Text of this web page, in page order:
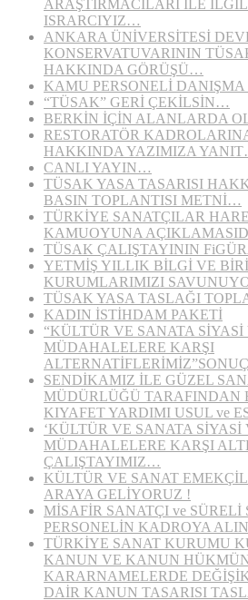
ARAŞTIRMACILARI İLE
ISRARCIYIZ…
ANKARA ÜNİVERSİTESİ
KONSERVATUVARININ
HAKKINDA GÖRÜŞÜ…
KAMU PERSONELİ
“TÜSAK” GERİ ÇEKİLSİN…
BERKİN İÇİN ALANLARDA
RESTORATÖR
HAKKINDA YAZIMIZA
CANLI YAYIN…
TÜSAK YASA TASARISI
BASIN TOPLANTISI METNİ…
TÜRKİYE SANATÇILAR
KAMUOYUNA
TÜSAK ÇALIŞTAYININ
YETMİŞ YILLIK BİLGİ VE
KURUMLARIMIZI
TÜSAK YASA TASLAĞI
KADIN İSTİHDAM PAKETİ
“KÜLTÜR VE SANATA
MÜDAHALELERE KARŞI
SENDİKAMIZ İLE GÜZEL
MÜDÜRLÜĞÜ TARAFINDAN
KIYAFET YARDIMI USUL ve
‘KÜLTÜR VE SANATA
MÜDAHALELERE KARŞI
ÇALIŞTAYIMIZ…
KÜLTÜR VE SANAT
ARAYA GELİYORUZ !
MİSAFİR SANATÇI ve SÜRELİ
PERSONELİN KADROYA
TÜRKİYE SANAT KURUMU
KANUN VE KANUN
KARARNAMELERDE
DAİR KANUN TASARISI